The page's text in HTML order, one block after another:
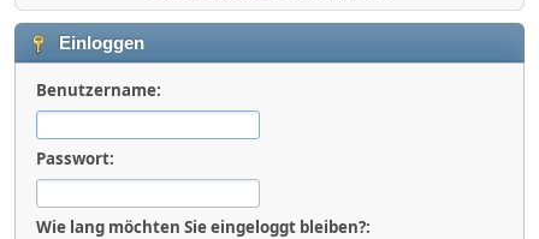
Einloggen
Benutzername:
Passwort:
Wie lang möchten Sie eingeloggt bleiben?: